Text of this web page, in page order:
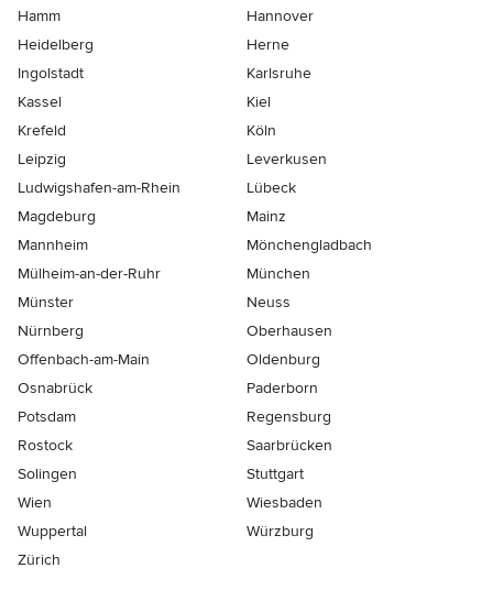
Hamm
Hannover
Heidelberg
Herne
Ingolstadt
Karlsruhe
Kassel
Kiel
Krefeld
Köln
Leipzig
Leverkusen
Ludwigshafen-am-Rhein
Lübeck
Magdeburg
Mainz
Mannheim
Mönchen­gladbach
Mülheim-an-der-Ruhr
München
Münster
Neuss
Nürnberg
Oberhausen
Offenbach-am-Main
Oldenburg
Osnabrück
Paderborn
Potsdam
Regensburg
Rostock
Saarbrücken
Solingen
Stuttgart
Wien
Wiesbaden
Wuppertal
Würzburg
Zürich